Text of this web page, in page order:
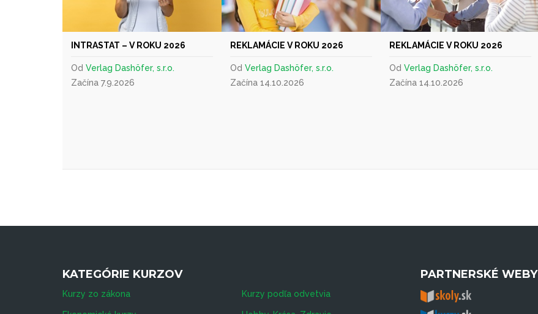
INTRASTAT – V ROKU 2026
Od Verlag Dashöfer, s.r.o.
Začína 7.9.2026
REKLAMÁCIE V ROKU 2026
Od Verlag Dashöfer, s.r.o.
Začína 14.10.2026
REKLAMÁCIE V ROKU 2026
Od Verlag Dashöfer, s.r.o.
Začína 14.10.2026
KATEGÓRIE KURZOV
Kurzy zo zákona Kurzy podľa odvetvia
PARTNERSKÉ WEBY